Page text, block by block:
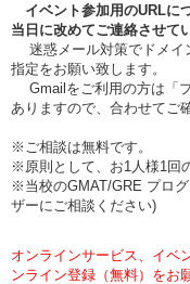
イベント参加用のURLに
当日に改めてご連絡させて
迷惑メール対策でドメイ
指定をお願い致します。
Gmailをご利用の方は「
ありますので、合わせてご
※ご相談は無料です。
※原則として、お1人様1回
※当校のGMAT/GRE プロ
ザーにご相談ください)
オンラインサービス、イベ
ンライン登録（無料）をお